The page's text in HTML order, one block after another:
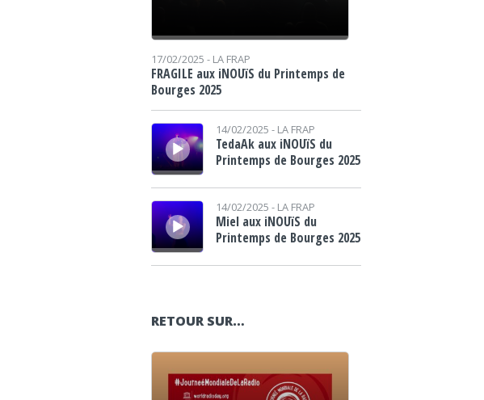
17/02/2025 - LA FRAP
FRAGILE aux iNOUïS du Printemps de
Bourges 2025
Lecteur audio
14/02/2025 - LA FRAP
TedaAk aux iNOUïS du
Printemps de Bourges 2025
Lecteur audio 14/02/2025 - LA FRAP
Miel aux iNOUïS du
Printemps de Bourges 2025
RETOUR SUR…
Lecteur audio